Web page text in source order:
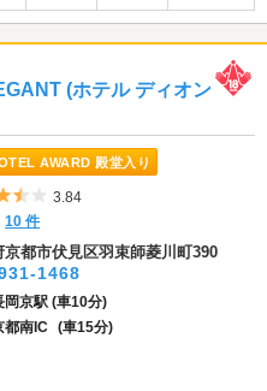
(ホテル ディオン
AWARD 殿堂入り
5つ星のうち3.5
3.84
10 件
京都市伏見区羽束師菱川町390
1468
岡京駅 (車10分)
都南IC (車15分)